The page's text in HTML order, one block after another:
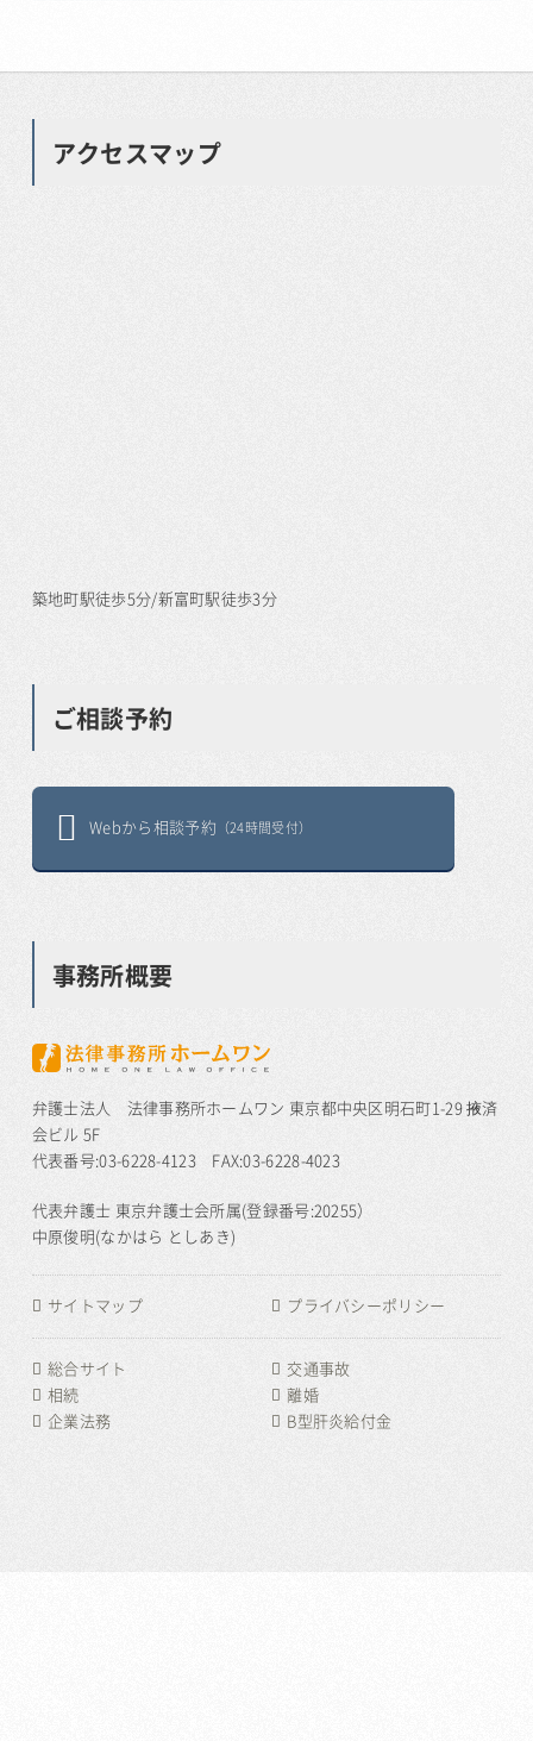
アクセスマップ
築地町駅徒歩5分/新富町駅徒歩3分
ご相談予約
Webから相談予約 （24時間受付）
事務所概要
弁護士法人 法律事務所ホームワン 東京都中央区明石町1-29 掖済
会ビル 5F
代表番号:03-6228-4123 FAX:03-6228-4023
代表弁護士 東京弁護士会所属(登録番号:20255）
中原俊明(なかはら としあき)
サイトマップ プライバシーポリシー
総合サイト
交通事故
相続
離婚
企業法務
B型肝炎給付金